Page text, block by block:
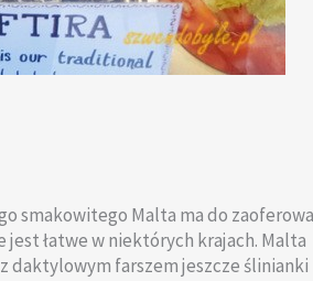
smakowitego Malta ma do
jest łatwe w niektórych krajach. Malta
daktylowym farszem jeszcze ślinianki